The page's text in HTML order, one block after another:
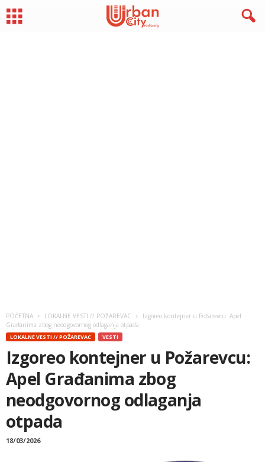
POČETNA LOKALNE VESTI // POŽAREVAC
Izgoreo kontejner u Požarevcu: Apel
Građanima zbog neodgovornog odlaganja otpada
LOKALNE VESTI // POŽAREVAC VESTI
Izgoreo kontejner u Požarevcu:
Apel Građanima zbog
neodgovornog odlaganja
otpada
18/03/2026